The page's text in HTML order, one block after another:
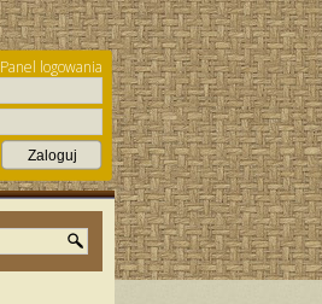
Panel logowania